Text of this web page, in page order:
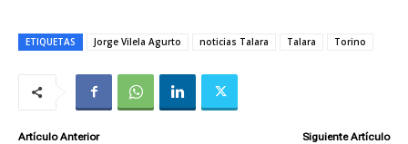
ETIQUETAS Jorge Vilela Agurto noticias Talara Talara Torino
Artículo Anterior Siguiente Artículo